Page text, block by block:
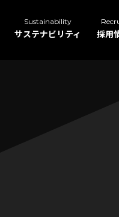
Sustainability
サステナビリティ 採用